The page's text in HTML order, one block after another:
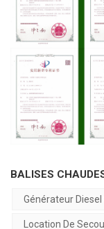
BALISES
Générateur
Location De